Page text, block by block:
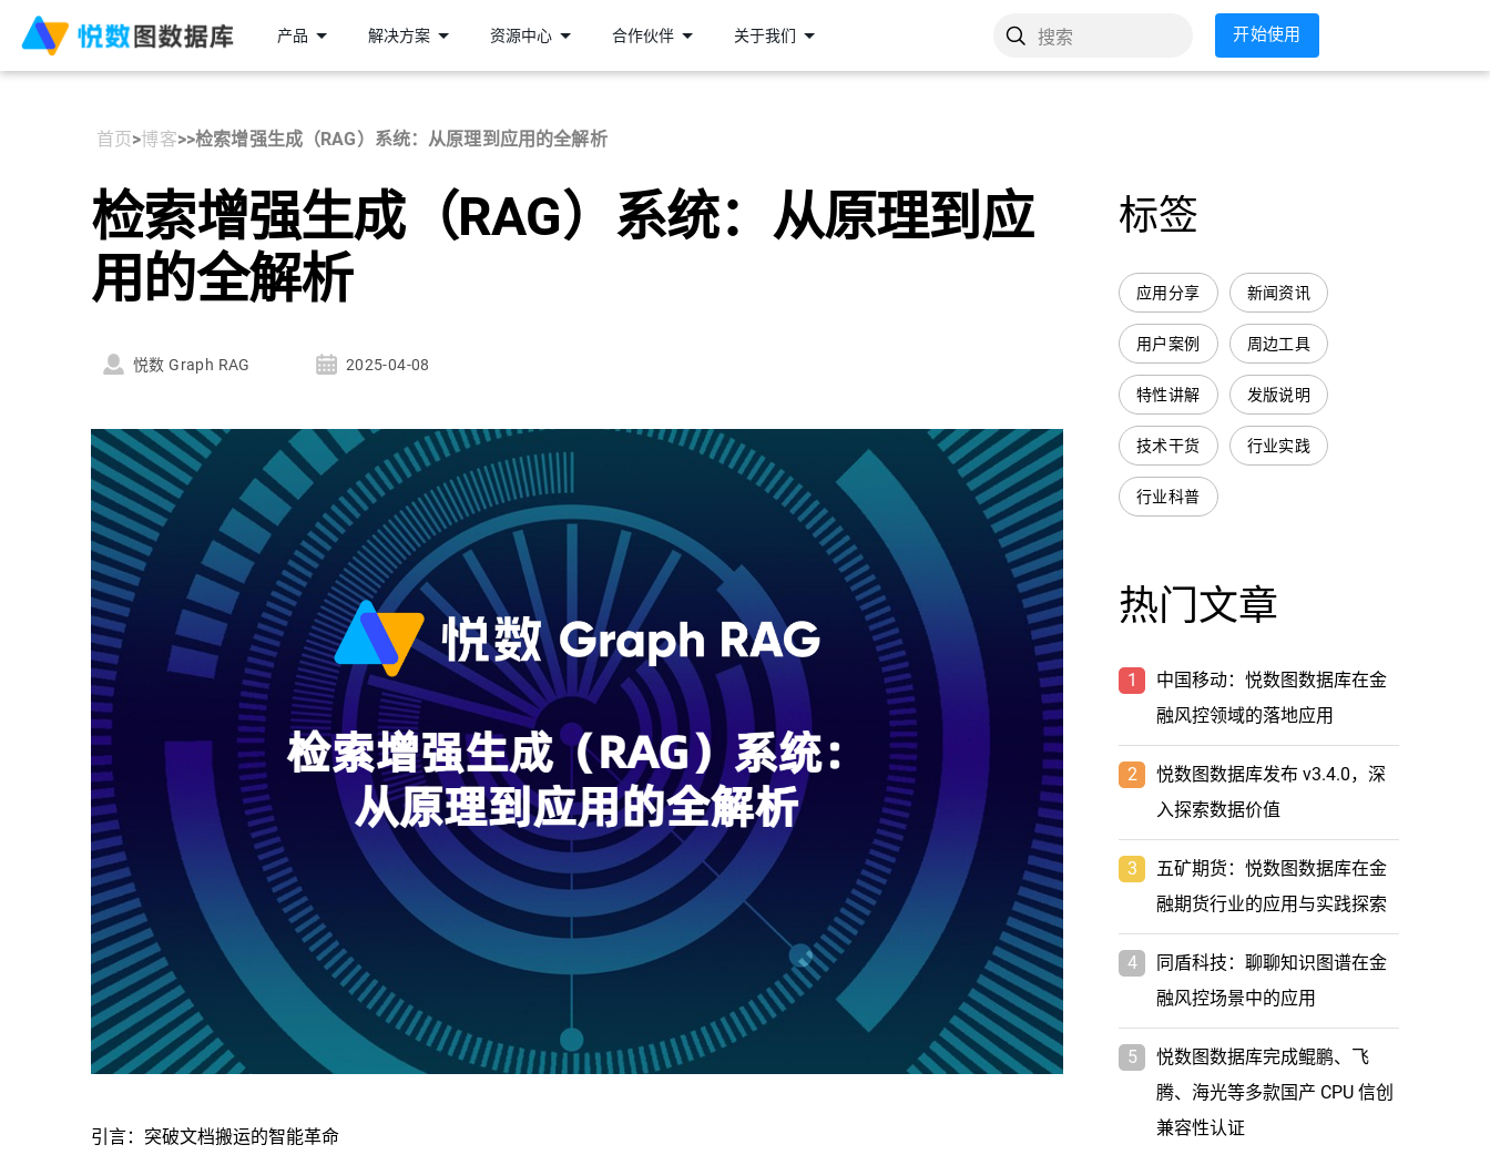
产品 解决方案 资源中心 合作伙伴 关于我们 搜索 开始使用
首页>博客>>检索增强生成（RAG）系统：从原理到应用的全解析
检索增强生成（RAG）系统：从原理到应
用的全解析
悦数 Graph RAG 2025-04-08
引言：突破文档搬运的智能革命
标签
应用分享 新闻资讯
用户案例 周边工具
特性讲解 发版说明
技术干货 行业实践
行业科普
热门文章
1
中国移动：悦数图数据库在金
融风控领域的落地应用
2
悦数图数据库发布 v3.4.0，深
入探索数据价值
3
五矿期货：悦数图数据库在金
融期货行业的应用与实践探索
4
同盾科技：聊聊知识图谱在金
融风控场景中的应用
5
悦数图数据库完成鲲鹏、飞
腾、海光等多款国产 CPU 信创
兼容性认证